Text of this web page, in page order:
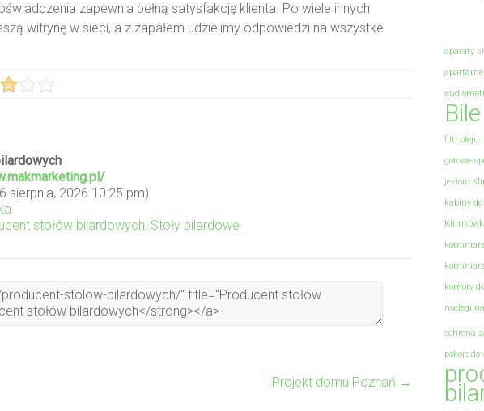
zapewnia pełną satysfakcję klienta. Po wiele innych
witrynę w sieci, a z zapałem udzielimy odpowiedzi na wszystke
sierpnia, 2026 10:25 pm)
stołów bilardowych, Stoły bilardowe
Projekt domu Poznań →
aparaty
filtr oleju
gotowe
jezioro
kabiny
komory
noclegi
ochrona
pokoje